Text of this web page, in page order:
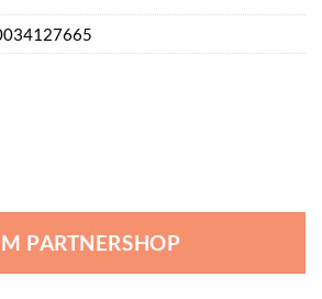
PARTNERSHOP